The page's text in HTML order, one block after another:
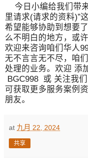
今日小编给我们带
里请求(请求的资料)”
希望能够协助到想要
么不明白的地方，或
欢迎来咨询咱们华人
无不言言无不尽，咱
处理的业务。欢迎 添
BGC998 或 关注我
可获取更多服务案例
朋友。
at 九月 22, 2024
共享